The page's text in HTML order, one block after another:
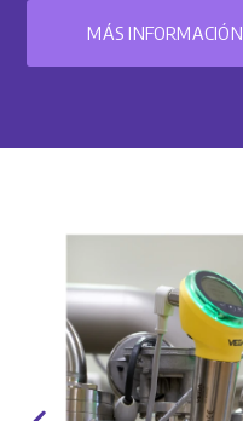
MÁS INFORMACIÓN